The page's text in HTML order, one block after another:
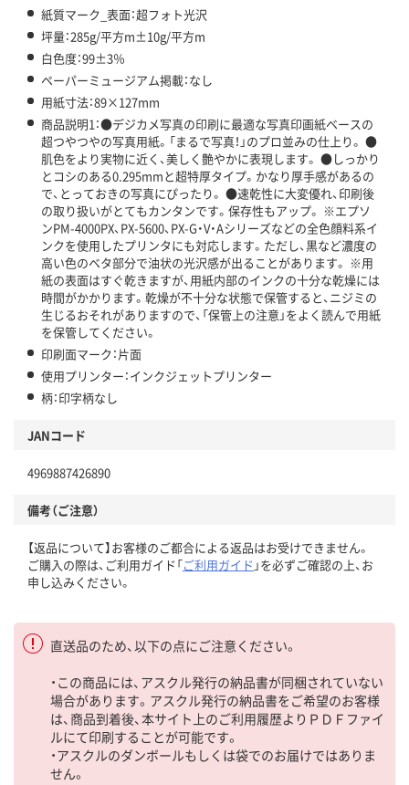
紙質マーク_表面：超フォト光沢
坪量：285g/平方m±10g/平方m
白色度：99±3％
ペーパーミュージアム掲載：なし
用紙寸法：89×127mm
商品説明1：●デジカメ写真の印刷に最適な写真印画紙ベースの
超つやつやの写真用紙。「まるで写真！」のプロ並みの仕上り。 ●
肌色をより実物に近く、美しく艶やかに表現します。 ●しっかり
とコシのある0.295mmと超特厚タイプ。かなり厚手感があるの
で、とっておきの写真にぴったり。 ●速乾性に大変優れ、印刷後
の取り扱いがとてもカンタンです。保存性もアップ。 ※エプソ
ンPM-4000PX、PX-5600、PX-G・V・Aシリーズなどの全色顔料系イ
ンクを使用したプリンタにも対応します。ただし、黒など濃度の
高い色のベタ部分で油状の光沢感が出ることがあります。 ※用
紙の表面はすぐ乾きますが、用紙内部のインクの十分な乾燥には
時間がかかります。乾燥が不十分な状態で保管すると、ニジミの
生じるおそれがありますので、「保管上の注意」をよく読んで用紙
を保管してください。
印刷面マーク：片面
使用プリンター：インクジェットプリンター
柄：印字柄なし
JANコード
4969887426890
備考（ご注意）
【返品について】お客様のご都合による返品はお受けできません。
ご購入の際は、ご利用ガイド「ご利用ガイド 」を必ずご確認の上、お
申し込みください。
直送品のため、以下の点にご注意ください。
・この商品には、アスクル発行の納品書が同梱されていない
場合があります。アスクル発行の納品書をご希望のお客様
は、商品到着後、本サイト上のご利用履歴よりＰＤＦファイ
ルにて印刷することが可能です。
・アスクルのダンボールもしくは袋でのお届けではありま
せん。